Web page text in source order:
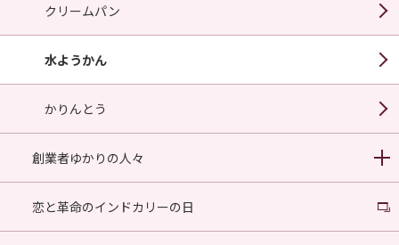
クリームパン
水ようかん
かりんとう
創業者ゆかりの人々
恋と革命のインドカリーの日